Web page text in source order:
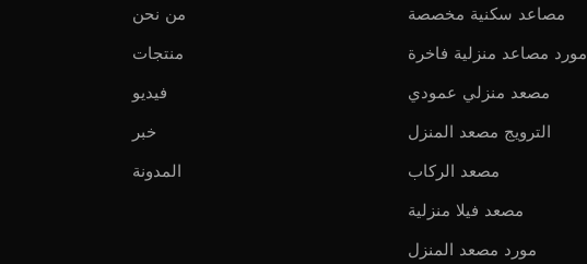
من نحن
منتجات
فيديو
خبر
المدونة
مصاعد سكنية مخصصة
مورد مصاعد منزلية فاخرة
مصعد منزلي عمودي
الترويج مصعد المنزل
مصعد الركاب
مصعد فيلا منزلية
مورد مصعد المنزل